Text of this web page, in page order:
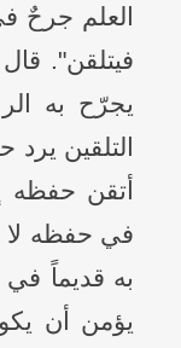
العلم جرحٌ
فيتلقن".
يجرّح به
التلقين
أتقن حفظه
في حفظه لا
به قديماً في
يؤمن أن